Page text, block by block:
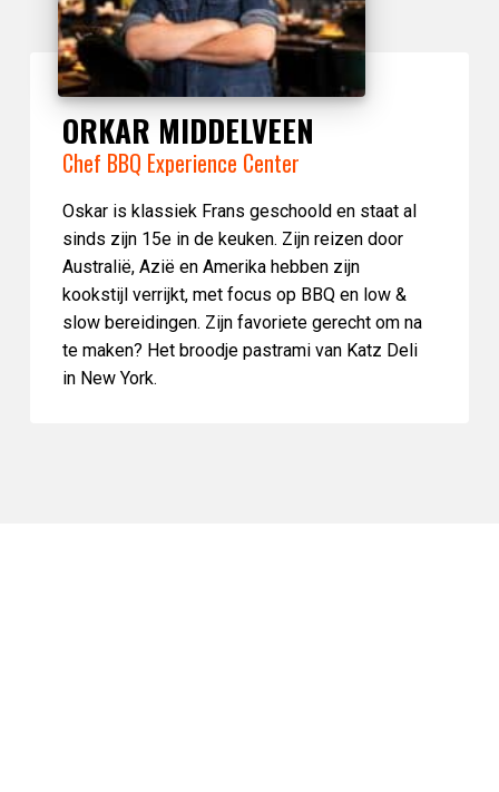
ORKAR MIDDELVEEN
Chef BBQ Experience Center
Oskar is klassiek Frans geschoold en staat al
sinds zijn 15e in de keuken. Zijn reizen door
Australië, Azië en Amerika hebben zijn
kookstijl verrijkt, met focus op BBQ en low &
slow bereidingen. Zijn favoriete gerecht om na
te maken? Het broodje pastrami van Katz Deli
in New York.